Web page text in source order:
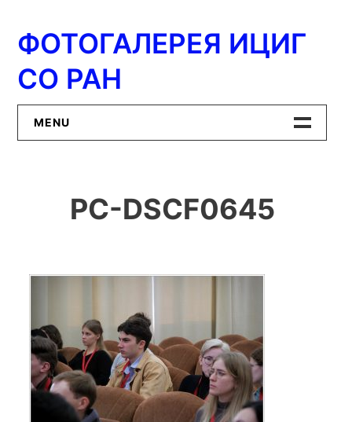
содержимому
ФОТОГАЛЕРЕЯ ИЦИГ
СО РАН
MENU
ИЦиГ СО РАН
PC-DSCF0645